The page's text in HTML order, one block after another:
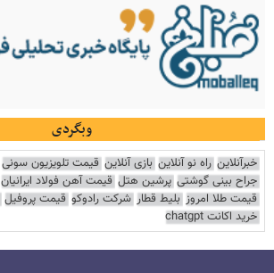
وبگردی
خبرآنلاین راه نو آنلاین بازی آنلاین قیمت تلویزیون سونی
جراح بینی گوشتی پرشین هتل قیمت آهن فولاد ایرانیان
قیمت طلا امروز بلیط قطار شرکت رادوکو قیمت پروفیل
خرید اکانت chatgpt